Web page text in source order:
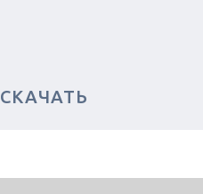
СКАЧАТЬ